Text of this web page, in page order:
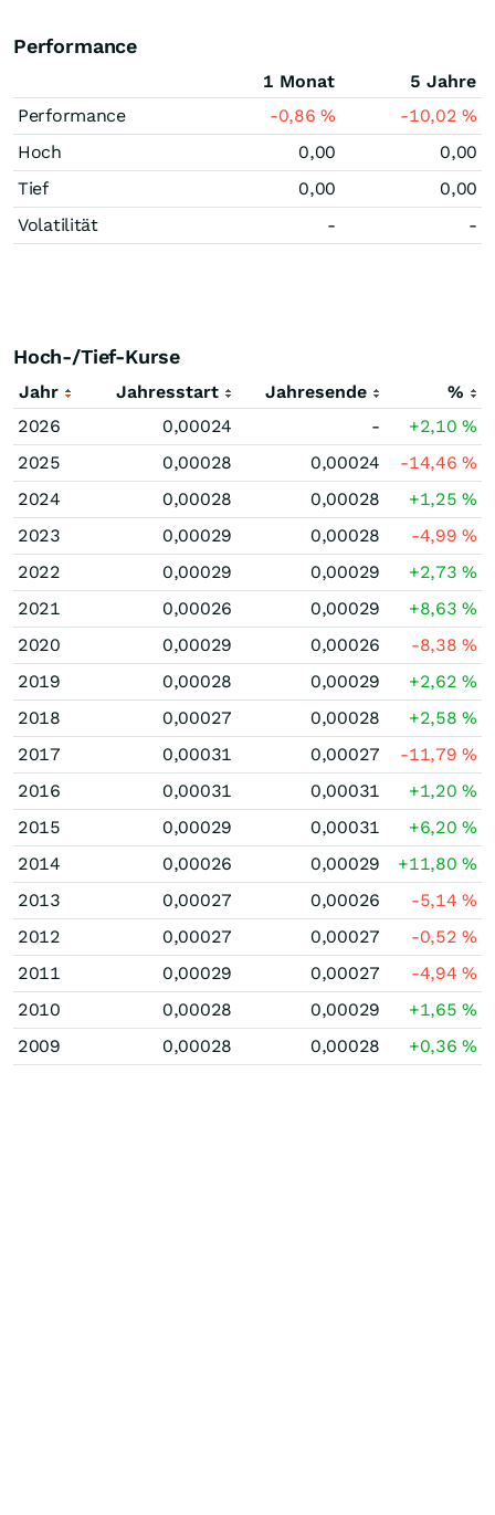
Performance
1 Monat
5 Jahre
Performance
-0,86% -10,02%
Hoch
0,00
0,00
Tief
0,00
0,00
Volatilität
- -
Hoch-/Tief-Kurse
Jahr Jahresstart Jahresende
%
2026
0,00024 - +2,10%
2025
0,00028 0,00024 -14,46%
2024
0,00028 0,00028 +1,25%
2023
0,00029 0,00028 -4,99%
2022
0,00029 0,00029 +2,73%
2021
0,00026 0,00029 +8,63%
2020
0,00029 0,00026 -8,38%
2019
0,00028 0,00029 +2,62%
2018
0,00027 0,00028 +2,58%
2017
0,00031 0,00027 -11,79%
2016
0,00031 0,00031 +1,20%
2015
0,00029 0,00031 +6,20%
2014
0,00026 0,00029 +11,80%
2013
0,00027 0,00026 -5,14%
2012
0,00027 0,00027 -0,52%
2011
0,00029 0,00027 -4,94%
2010
0,00028 0,00029 +1,65%
2009
0,00028 0,00028 +0,36%